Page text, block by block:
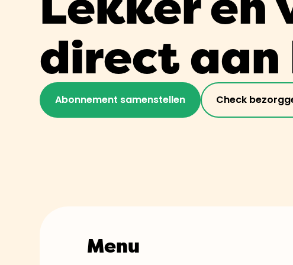
direct aan
Abonnement samenstellen Check
Menu